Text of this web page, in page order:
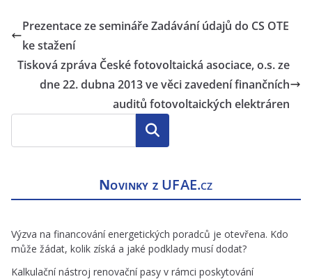
Prezentace ze semináře Zadávání údajů do CS OTE
ke stažení
Tisková zpráva České fotovoltaická asociace, o.s. ze
dne 22. dubna 2013 ve věci zavedení finančních
auditů fotovoltaických elektráren
Hledat
Novinky z UFAE.cz
Výzva na financování energetických poradců je otevřena. Kdo
může žádat, kolik získá a jaké podklady musí dodat?
Kalkulační nástroj renovační pasy v rámci poskytování